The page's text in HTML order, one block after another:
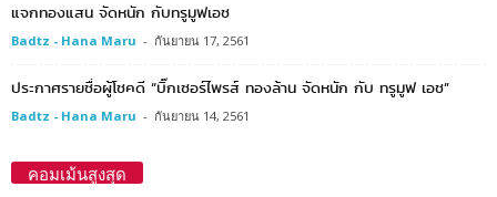
แจกทองแสน จัดหนัก กับทรูมูฟเอช
Badtz - Hana Maru - กันยายน 17, 2561
ประกาศรายชื่อผู้โชคดี “บิ๊กเซอร์ไพรส์ ทองล้าน จัดหนัก กับ ทรูมูฟ เอช”
Badtz - Hana Maru - กันยายน 14, 2561
คอมเม้นสูงสุด